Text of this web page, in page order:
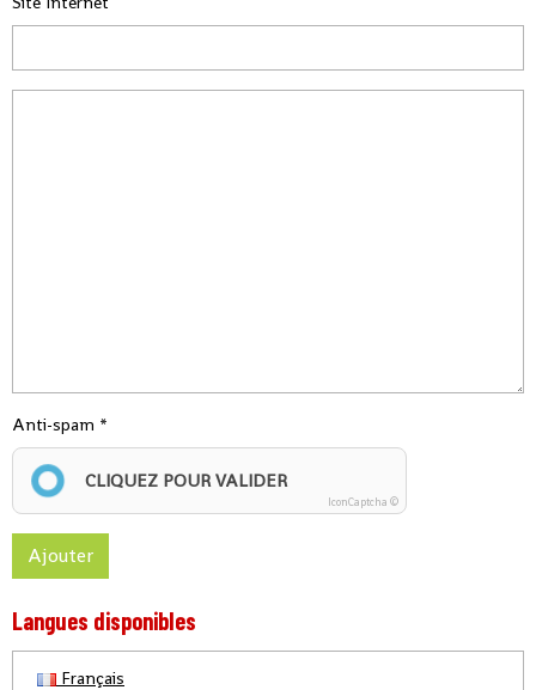
Anti-spam
CLIQUEZ POUR VALIDER
IconCaptcha ©
Ajouter
Langues disponibles
Français